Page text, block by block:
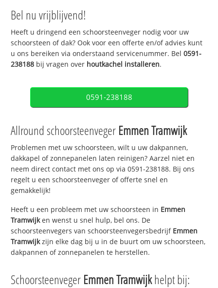
Bel nu vrijblijvend!
Heeft u dringend een schoorsteenveger nodig voor uw
schoorsteen of dak? Ook voor een offerte en/of advies kunt
u ons bereiken via onderstaand servicenummer. Bel0591-
238188 bij vragen over houtkachel installeren.
0591-238188
Allround schoorsteenveger Emmen Tramwijk
Problemen met uw schoorsteen, wilt u uw dakpannen,
dakkapel of zonnepanelen laten reinigen? Aarzel niet en
neem direct contact met ons op via 0591-238188. Bij ons
regelt u een schoorsteenveger of offerte snel en
gemakkelijk!
Heeft u een probleem met uw schoorsteen in Emmen
Tramwijken wenst u snel hulp, bel ons. De
schoorsteenvegers van schoorsteenvegersbedrijf Emmen
Tramwijkzijn elke dag bij u in de buurt om uw schoorsteen,
dakpannen of zonnepanelen te herstellen.
Schoorsteenveger Emmen Tramwijkhelpt bij: